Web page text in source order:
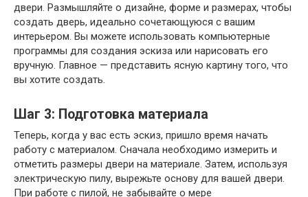
двери. Размышляйте о дизайне, форме и размерах, чтобы
создать дверь, идеально сочетающуюся с вашим
интерьером. Вы можете использовать компьютерные
программы для создания эскиза или нарисовать его
вручную. Главное — представить ясную картину того, что
вы хотите создать.
Шаг 3: Подготовка материала
Теперь, когда у вас есть эскиз, пришло время начать
работу с материалом. Сначала необходимо измерить и
отметить размеры двери на материале. Затем, используя
электрическую пилу, вырежьте основу для вашей двери.
При работе с пилой, не забывайте о мере